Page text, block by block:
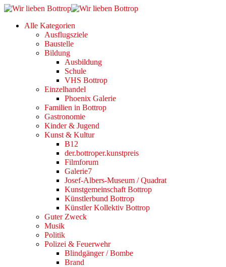
Alle Kategorien
Ausflugsziele
Baustelle
Bildung
Ausbildung
Schule
VHS Bottrop
Einzelhandel
Phoenix Galerie
Familien in Bottrop
Gastronomie
Kinder & Jugend
Kunst & Kultur
B12
der.bottroper.kunstpreis
Filmforum
Galerie7
Josef-Albers-Museum / Quadrat
Kunstgemeinschaft Bottrop
Künstlerbund Bottrop
Künstler Kollektiv Bottrop
Guter Zweck
Musik
Politik
Polizei & Feuerwehr
Blindgänger / Bombe
Brand